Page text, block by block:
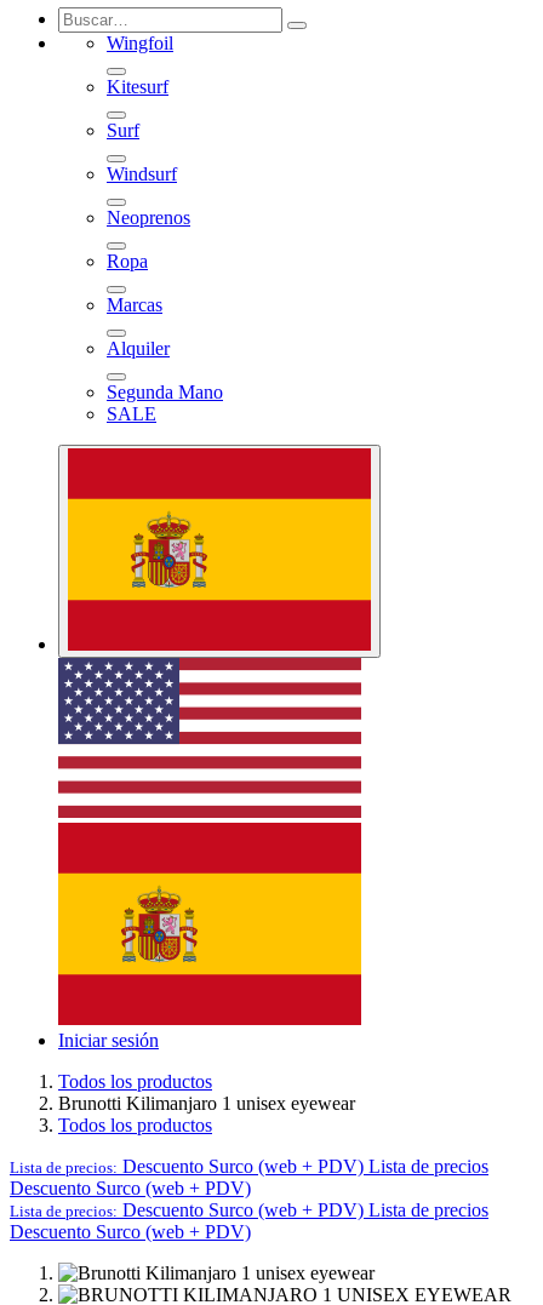
Wingfoil
Kitesurf
Surf
Windsurf
Neoprenos
Ropa
Marcas
Alquiler
Segunda Mano
SALE
Iniciar sesión
Todos los productos
Brunotti Kilimanjaro 1 unisex eyewear
Todos los productos
Lista de precios: Descuento Surco (web + PDV) Lista de precios
Descuento Surco (web + PDV)
Lista de precios: Descuento Surco (web + PDV) Lista de precios
Descuento Surco (web + PDV)